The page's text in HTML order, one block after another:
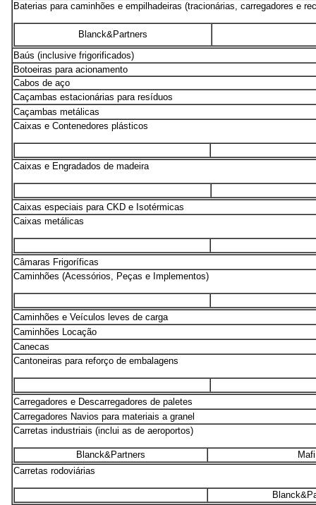
Baterias para caminhões e empilhadeiras (tracionárias, carregadores e
Blanck&Partners
Baús (inclusive frigorificados)
Botoeiras para acionamento
Cabos de aço
Caçambas estacionárias para resíduos
Caçambas metálicas
Caixas e Contenedores plásticos
Caixas e Engradados de madeira
Caixas especiais para CKD e Isotérmicas
Caixas metálicas
Câmaras Frigoríficas
Caminhões (Acessórios, Peças e Implementos)
Caminhões e Veículos leves de carga
Caminhões Locação
Canecas
Cantoneiras para reforço de embalagens
Carregadores e Descarregadores de paletes
Carregadores Navios para materiais a granel
Carretas industriais (inclui as de aeroportos)
Blanck&Partners
Mafi
Carretas rodoviárias